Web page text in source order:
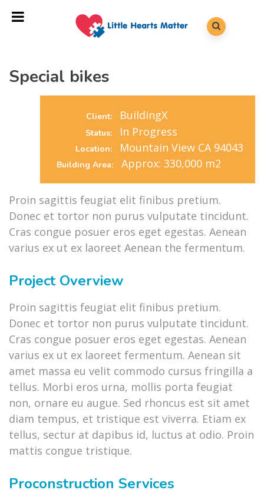
Special bikes
Client: BuildingX
Status: In Progress
Location: Mountain View CA 94043
Building Area: Approx: 330,000 m2
Proin sagittis feugiat elit finibus pretium.
Donec et tortor non purus vulputate tincidunt.
Cras congue posuer eros eget egestas. Aenean
varius ex ut ex laoreet Aenean the fermentum.
Project Overview
Proin sagittis feugiat elit finibus pretium.
Donec et tortor non purus vulputate tincidunt.
Cras congue posuer eros eget egestas. Aenean
varius ex ut ex laoreet fermentum. Aenean sit
amet massa eu velit commodo cursus fringilla a
tellus. Morbi eros urna, mollis porta feugiat
non, ornare eu augue. Sed rhoncus est sit amet
diam tempus, et tristique est viverra. Etiam ex
tellus, sectur at dapibus id, luctus at odio. Proin
mattis congue tristique.
Proconstruction Services